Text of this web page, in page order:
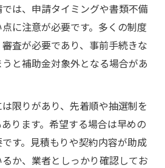
は、申請タイミングや書類不備
に注意が必要です。多くの制度
査が必要であり、事前手続きな
と補助金対象外となる場合があ
限りがあり、先着順や抽選制を
ります。希望する場合は早めの
す。見積もりや契約内容が助成
か、業者としっかり確認してお